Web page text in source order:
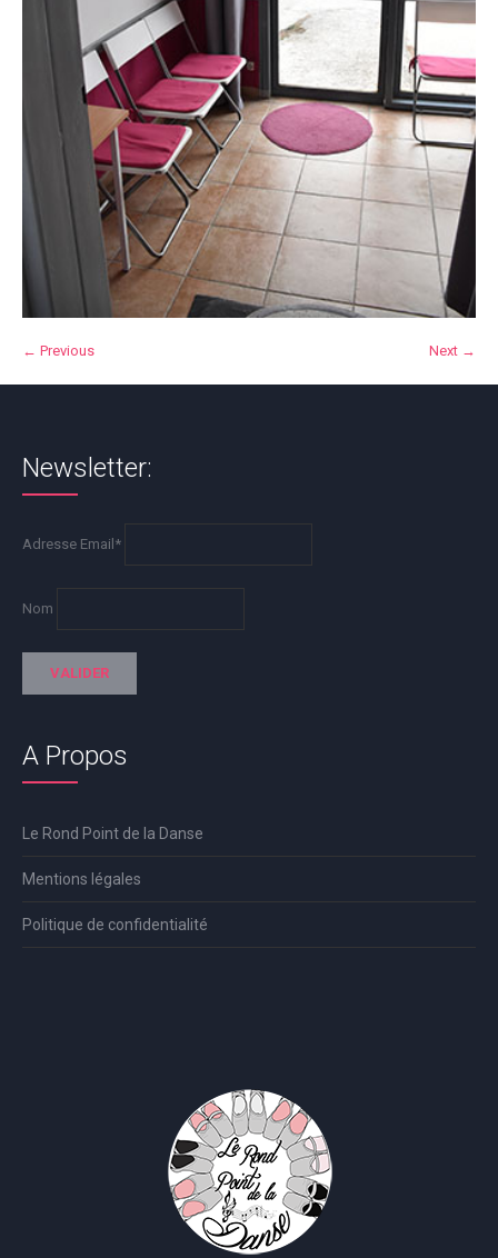
← Previous Next →
Newsletter:
Adresse Email*
Nom
A Propos
Le Rond Point de la Danse
Mentions légales
Politique de confidentialité